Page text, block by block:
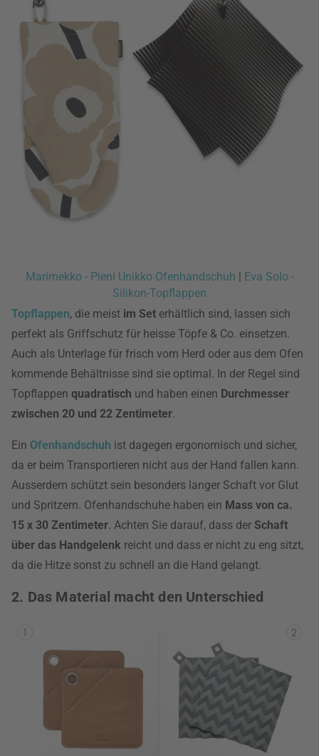
Marimekko - Pieni Unikko Ofenhandschuh | Eva Solo -
Silikon-Topflappen
Topflappen, die meist im Set erhältlich sind, lassen sich
perfekt als Griffschutz für heisse Töpfe & Co. einsetzen.
Auch als Unterlage für frisch vom Herd oder aus dem Ofen
kommende Behältnisse sind sie optimal. In der Regel sind
Topflappen quadratisch und haben einen Durchmesser
zwischen 20 und 22 Zentimeter.
Ein Ofenhandschuh ist dagegen ergonomisch und sicher,
da er beim Transportieren nicht aus der Hand fallen kann.
Ausserdem schützt sein besonders langer Schaft vor Glut
und Spritzern. Ofenhandschuhe haben ein Mass von ca.
15 x 30 Zentimeter. Achten Sie darauf, dass der Schaft
über das Handgelenk reicht und dass er nicht zu eng sitzt,
da die Hitze sonst zu schnell an die Hand gelangt.
2. Das Material macht den Unterschied